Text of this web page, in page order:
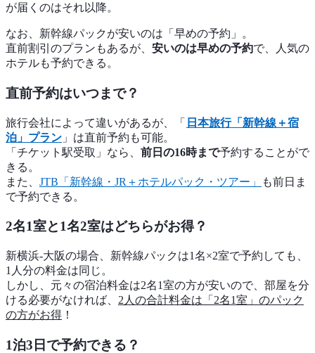
が届くのはそれ以降。
なお、新幹線パックが安いのは「早めの予約」。
直前割引のプランもあるが、 安いのは早めの予約で、人気の
ホテルも予約できる。
直前予約はいつまで？
旅行会社によって違いがあるが、「
日本旅行「新幹線＋宿
泊」プラン 」は直前予約も可能。
「チケット駅受取」なら、 前日の16時まで予約することがで
きる。
また、 JTB「新幹線・JR＋ホテルパック・ツアー」
も前日ま
で予約できる。
2名1室と1名2室はどちらがお得？
新横浜-大阪の場合、新幹線パックは1名×2室で予約しても、
1人分の料金は同じ。
しかし、元々の宿泊料金は2名1室の方が安いので、部屋を分
ける必要がなければ、 2人の合計料金は「2名1室」のパック
の方がお得 ！
1泊3日で予約できる？